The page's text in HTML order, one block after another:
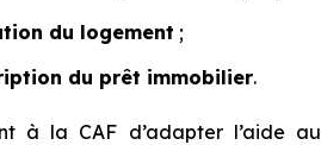
du logement ;
du prêt immobilier.
à la CAF d’adapter l’aide au